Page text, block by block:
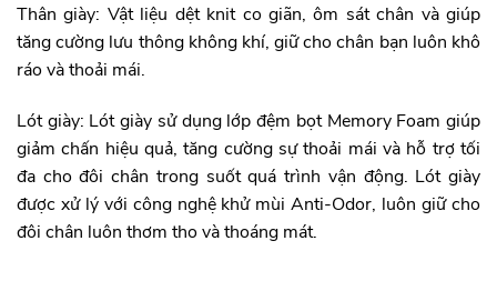
Thân giày: Vật liệu dệt knit co giãn, ôm sát chân và giúp
tăng cường lưu thông không khí, giữ cho chân bạn luôn khô
ráo và thoải mái.
Lót giày: Lót giày sử dụng lớp đệm bọt Memory Foam giúp
giảm chấn hiệu quả, tăng cường sự thoải mái và hỗ trợ tối
đa cho đôi chân trong suốt quá trình vận động. Lót giày
được xử lý với công nghệ khử mùi Anti-Odor, luôn giữ cho
đôi chân luôn thơm tho và thoáng mát.